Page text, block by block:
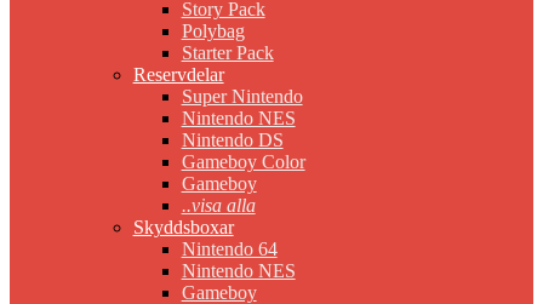
Story Pack
Polybag
Starter Pack
Reservdelar
Super Nintendo
Nintendo NES
Nintendo DS
Gameboy Color
Gameboy
..visa alla
Skyddsboxar
Nintendo 64
Nintendo NES
Gameboy